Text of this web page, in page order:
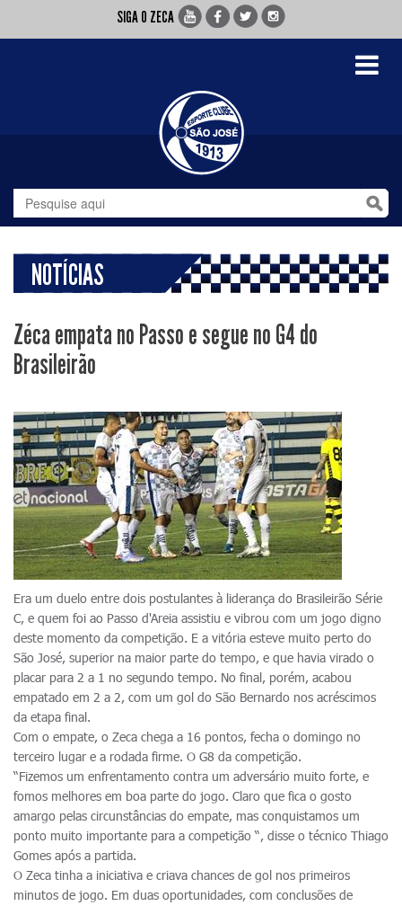
SIGA O ZECA
Toggle
NOTÍCIAS
Zéca empata no Passo e segue no G4 do
Brasileirão
Era um duelo entre dois postulantes à liderança do Brasileirão Série
C, e quem foi ao Passo d'Areia assistiu e vibrou com um jogo digno
deste momento da competição. E a vitória esteve muito perto do
São José, superior na maior parte do tempo, e que havia virado o
placar para 2 a 1 no segundo tempo. No final, porém, acabou
empatado em 2 a 2, com um gol do São Bernardo nos acréscimos
da etapa final.
Com o empate, o Zeca chega a 16 pontos, fecha o domingo no
terceiro lugar e a rodada firme. O G8 da competição.
“Fizemos um enfrentamento contra um adversário muito forte, e
fomos melhores em boa parte do jogo. Claro que fica o gosto
amargo pelas circunstâncias do empate, mas conquistamos um
ponto muito importante para a competição “, disse o técnico Thiago
Gomes após a partida.
O Zeca tinha a iniciativa e criava chances de gol nos primeiros
minutos de jogo. Em duas oportunidades, com conclusões de